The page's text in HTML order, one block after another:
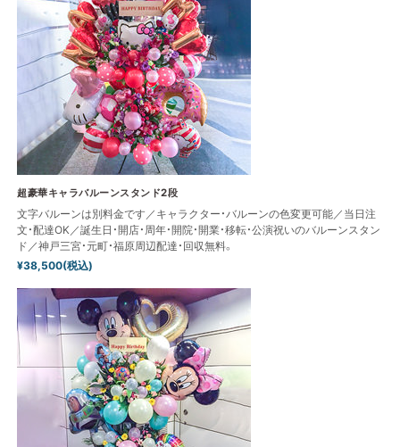
超豪華キャラバルーンスタンド2段
文字バルーンは別料金です／キャラクター・バルーンの色変更可能／当日注
文・配達OK／誕生日・開店・周年・開院・開業・移転・公演祝いのバルーンスタン
ド／神戸三宮・元町・福原周辺配達・回収無料。
¥38,500(税込)